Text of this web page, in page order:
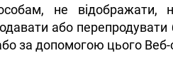
не відображати,
або
за допомогою цього Веб-